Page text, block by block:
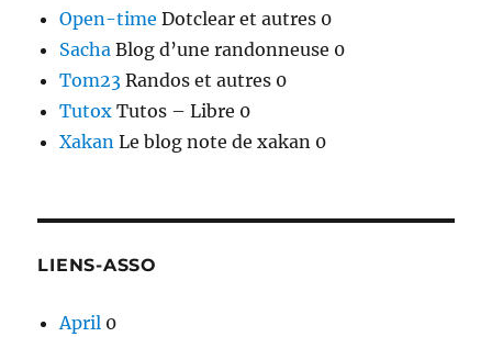
Open-time Dotclear et autres 0
Sacha Blog d’une randonneuse 0
Tom23 Randos et autres 0
Tutox Tutos – Libre 0
Xakan Le blog note de xakan 0
LIENS-ASSO
April 0